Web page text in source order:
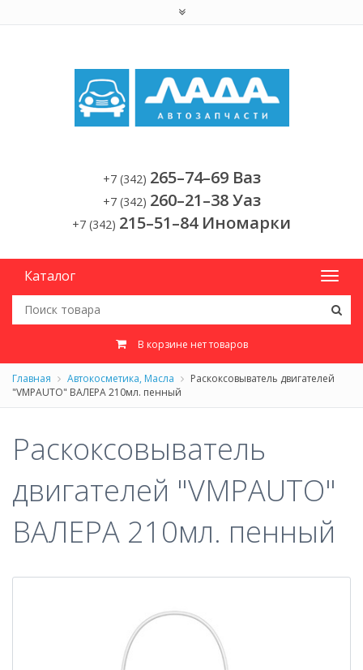
+7 (342) 265–74–69 Ваз
+7 (342) 260–21–38 Уаз
+7 (342) 215–51–84 Иномарки
Каталог
В корзине нет товаров
Главная Автокосметика, Масла
Раскоксовыватель двигателей
"VMPAUTO" ВАЛЕРА 210мл. пенный
Раскоксовыватель
двигателей "VMPAUTO"
ВАЛЕРА 210мл. пенный